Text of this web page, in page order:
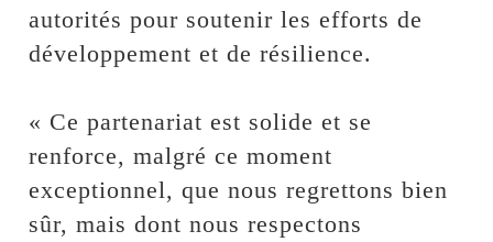
autorités pour soutenir les efforts de
développement et de résilience.
‎« Ce partenariat est solide et se
renforce, malgré ce moment
exceptionnel, que nous regrettons bien
sûr, mais dont nous respectons